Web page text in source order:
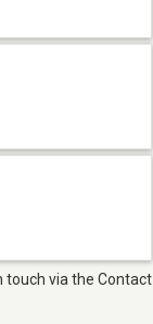
touch via the Contact